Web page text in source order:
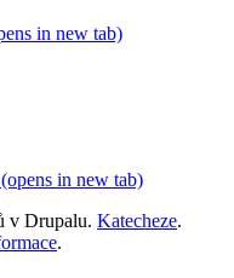
in new tab)
(opens in new tab)
v Drupalu. Katecheze.
.